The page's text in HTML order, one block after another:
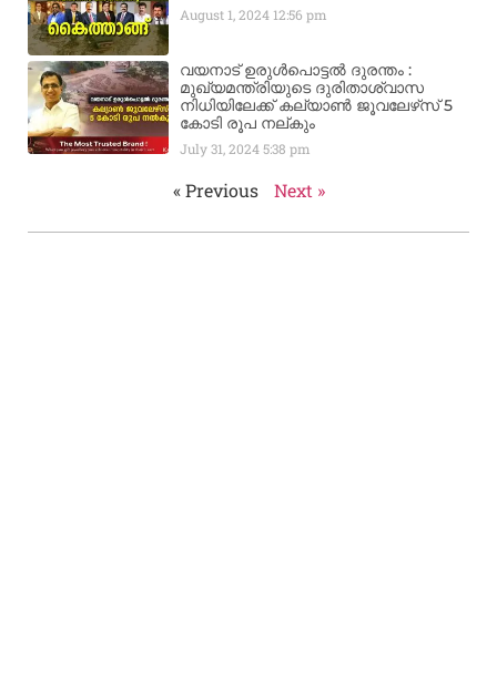
August 1, 2024 12:56 pm
വയനാട് ഉരുള്‍പൊട്ടൽ ദുരന്തം :
മുഖ്യമന്ത്രിയുടെ ദുരിതാശ്വാസ
നിധിയിലേക്ക് കല്യാണ്‍ ജൂവലേഴ്‌സ് 5
കോടി രൂപ നല്‌കും
July 31, 20245:38 pm
« Previous Next »